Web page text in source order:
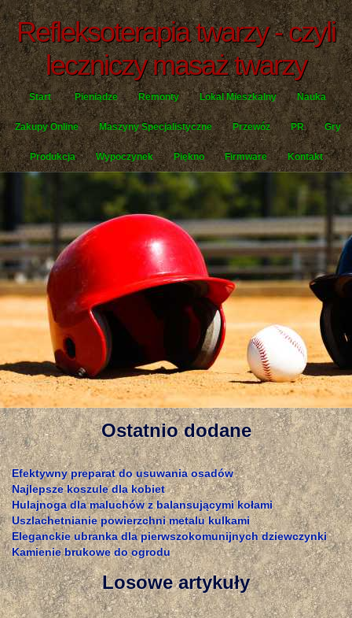
Refleksoterapia twarzy - czyli
leczniczy masaż twarzy
Start Pieniądze Remonty Lokal Mieszkalny Nauka
Zakupy Online Maszyny Specjalistyczne Przewóz PR Gry
Produkcja Wypoczynek Piękno Firmware Kontakt
Ostatnio dodane
Efektywny preparat do usuwania osadów
Najlepsze koszule dla kobiet
Hulajnoga dla maluchów z balansującymi kołami
Uszlachetnianie powierzchni metalu kulkami
Eleganckie ubranka dla pierwszokomunijnych dziewczynki
Kamienie brukowe do ogrodu
Losowe artykuły